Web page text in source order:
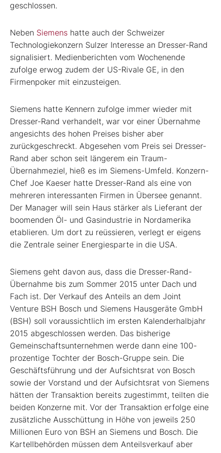
geschlossen.
Neben Siemens hatte auch der Schweizer
Technologiekonzern Sulzer Interesse an Dresser-Rand
signalisiert. Medienberichten vom Wochenende
zufolge erwog zudem der US-Rivale GE, in den
Firmenpoker mit einzusteigen.
Siemens hatte Kennern zufolge immer wieder mit
Dresser-Rand verhandelt, war vor einer Übernahme
angesichts des hohen Preises bisher aber
zurückgeschreckt. Abgesehen vom Preis sei Dresser-
Rand aber schon seit längerem ein Traum-
Übernahmeziel, hieß es im Siemens-Umfeld. Konzern-
Chef Joe Kaeser hatte Dresser-Rand als eine von
mehreren interessanten Firmen in Übersee genannt.
Der Manager will sein Haus stärker als Lieferant der
boomenden Öl- und Gasindustrie in Nordamerika
etablieren. Um dort zu reüssieren, verlegt er eigens
die Zentrale seiner Energiesparte in die USA.
Siemens geht davon aus, dass die Dresser-Rand-
Übernahme bis zum Sommer 2015 unter Dach und
Fach ist. Der Verkauf des Anteils an dem Joint
Venture BSH Bosch und Siemens Hausgeräte GmbH
(BSH) soll voraussichtlich im ersten Kalenderhalbjahr
2015 abgeschlossen werden. Das bisherige
Gemeinschaftsunternehmen werde dann eine 100-
prozentige Tochter der Bosch-Gruppe sein. Die
Geschäftsführung und der Aufsichtsrat von Bosch
sowie der Vorstand und der Aufsichtsrat von Siemens
hätten der Transaktion bereits zugestimmt, teilten die
beiden Konzerne mit. Vor der Transaktion erfolge eine
zusätzliche Ausschüttung in Höhe von jeweils 250
Millionen Euro von BSH an Siemens und Bosch. Die
Kartellbehörden müssen dem Anteilsverkauf aber